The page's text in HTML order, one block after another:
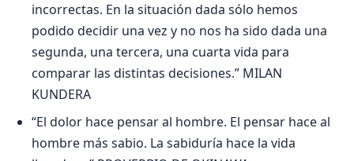
incorrectas. En la situación dada sólo hemos
podido decidir una vez y no nos ha sido dada una
segunda, una tercera, una cuarta vida para
comparar las distintas decisiones.” MILAN
KUNDERA
“El dolor hace pensar al hombre. El pensar hace al
hombre más sabio. La sabiduría hace la vida